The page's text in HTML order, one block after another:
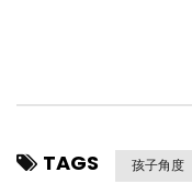
TAGS 孩子角度